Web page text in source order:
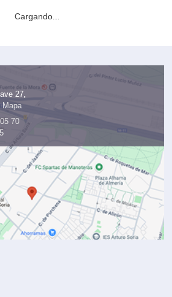
Cargando...
27,
Mapa
70